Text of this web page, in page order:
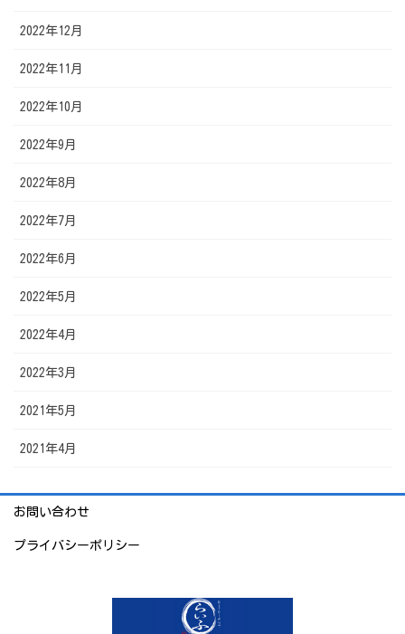
2022年12月
2022年11月
2022年10月
2022年9月
2022年8月
2022年7月
2022年6月
2022年5月
2022年4月
2022年3月
2021年5月
2021年4月
お問い合わせ
プライバシーポリシー